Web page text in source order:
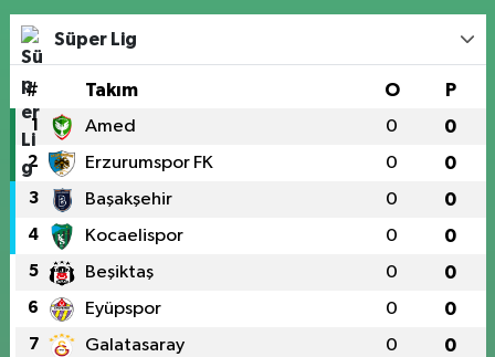
Süper Lig
# Takım O P
1 Amed 0 0
2 Erzurumspor FK 0 0
3 Başakşehir 0 0
4 Kocaelispor 0 0
5 Beşiktaş 0 0
6 Eyüpspor 0 0
7 Galatasaray 0 0